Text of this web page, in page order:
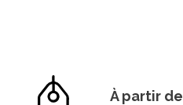
À partir de